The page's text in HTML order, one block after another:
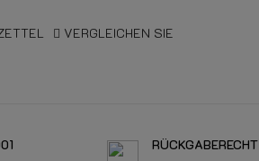
VERGLEICHEN SIE
RÜCKGABERECHT